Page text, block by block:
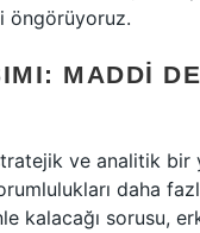
öngörüyoruz.
MADDI
ve analitik bir
daha
kalacağı sorusu,